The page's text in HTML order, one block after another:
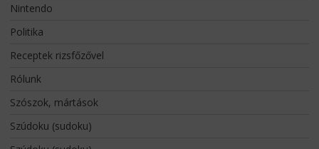
Nintendo
Politika
Receptek rizsfőzővel
Rólunk
Szószok, mártások
Szúdoku (sudoku)